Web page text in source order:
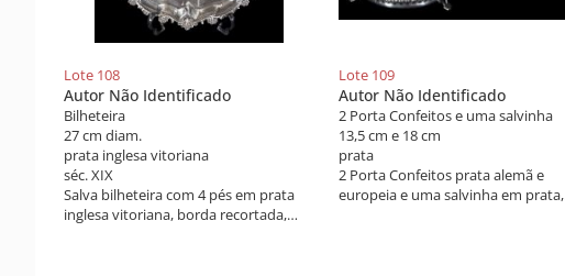
Lote 108
Autor Não Identificado
Bilheteira
27 cm diam.
prata inglesa vitoriana
séc. XIX
Salva bilheteira com 4 pés em prata
inglesa vitoriana, borda recortada,
Lote 109
Autor Não Identificado
2 Porta Confeitos e uma salvinha
13,5 cm e 18 cm
prata
2 Porta Confeitos prata alemã e
europeia e uma salvinha em prata,